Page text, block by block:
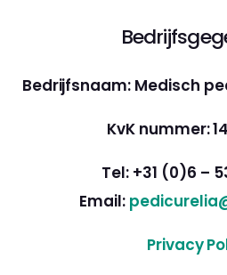
Bedrijfsnaam: Medisch
KvK nummer:
Tel: +31 (0)6 –
Email:
Privacy